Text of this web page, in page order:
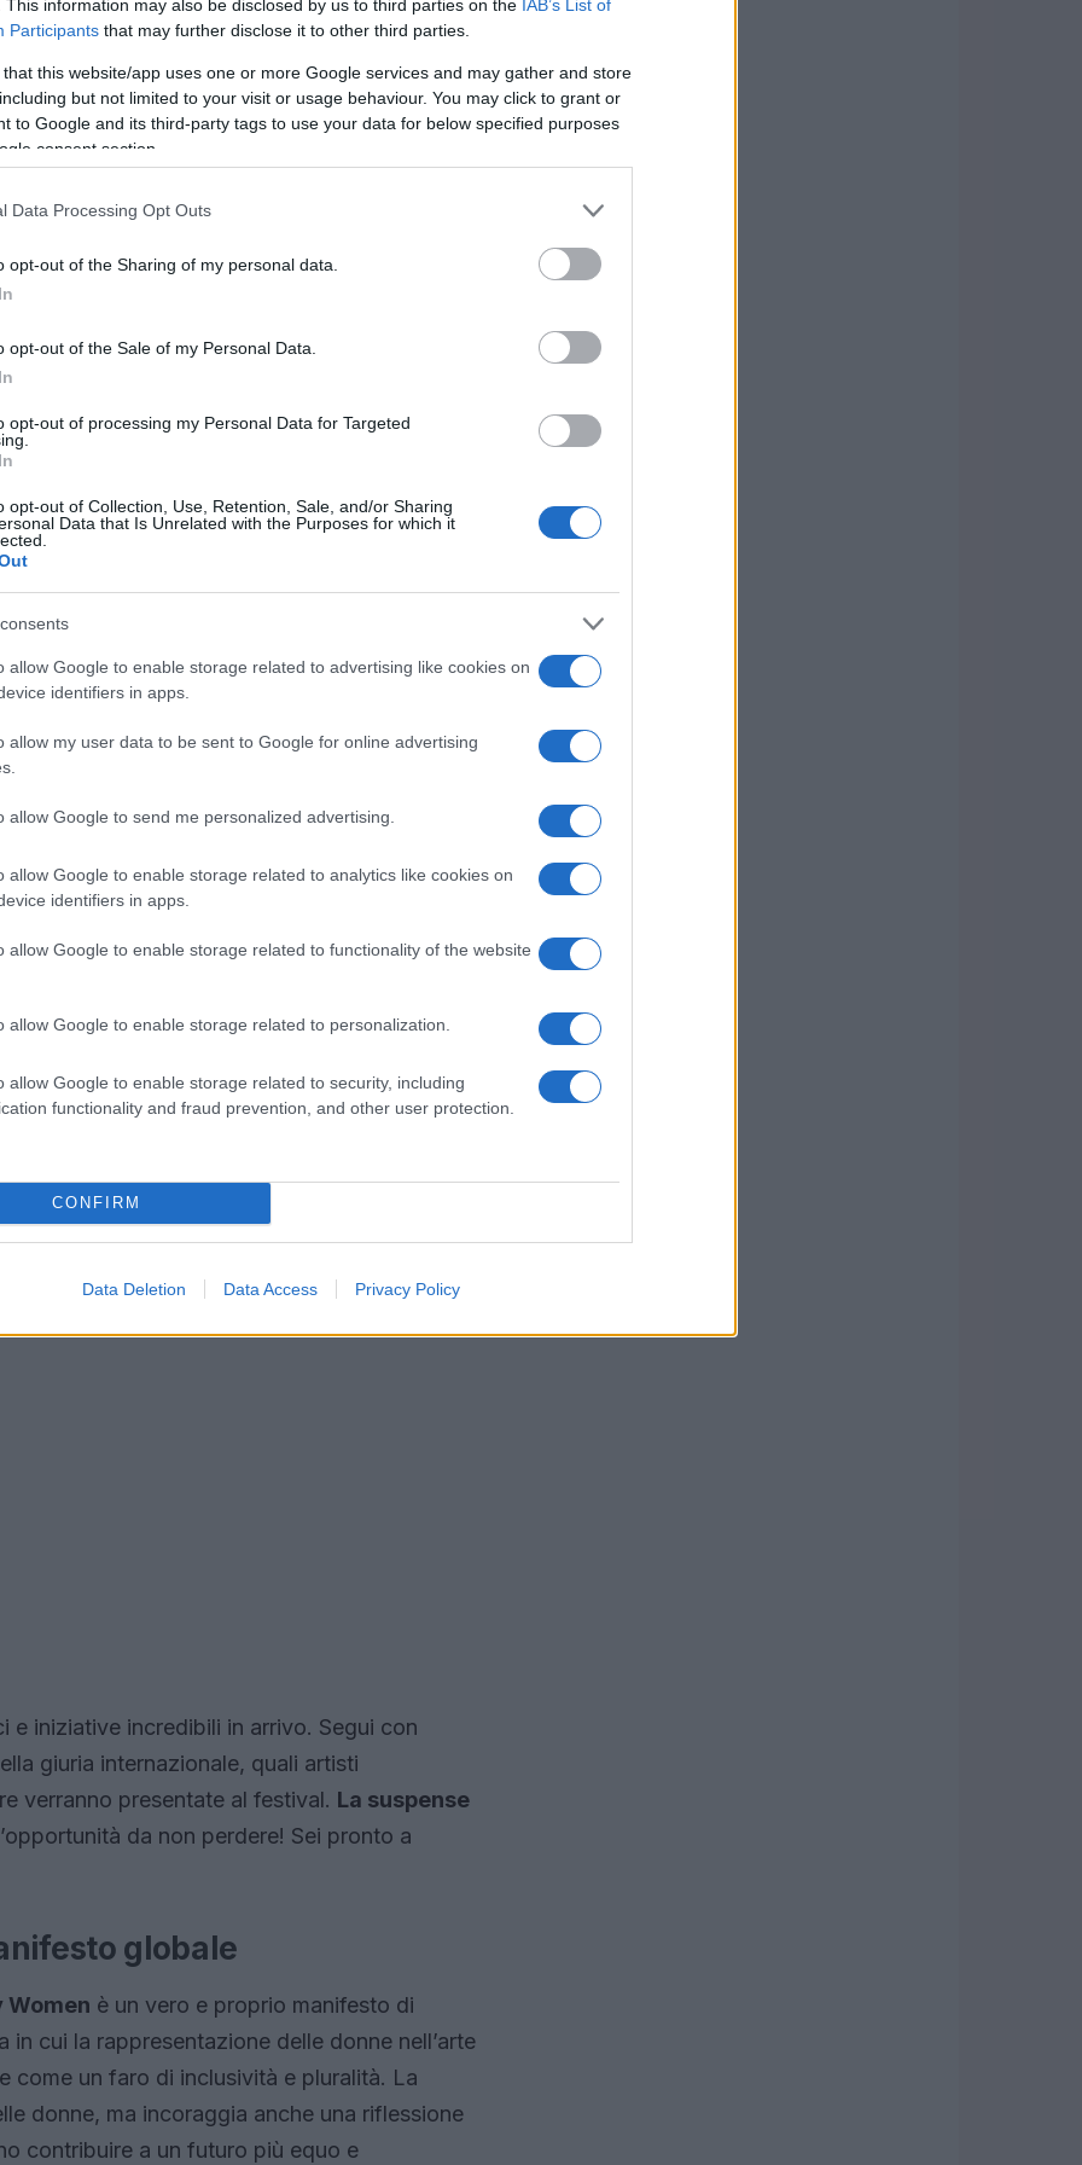
This information may also be disclosed by us to third parties on the IAB’s List of
Participants that may further disclose it to other third parties.
that this website/app uses one or more Google services and may gather and store
but not limited to your visit or usage behaviour. You may click to grant or
to Google and its third-party tags to use your data for below specified purposes
consent section.
Data Processing Opt Outs
opt-out of the Sharing of my personal data.
opt-out of the Sale of my Personal Data.
opt-out of processing my Personal Data for Targeted
opt-out of Collection, Use, Retention, Sale, and/or Sharing
Data that Is Unrelated with the Purposes for which it
allow Google to enable storage related to advertising like cookies on
identifiers in apps.
allow my user data to be sent to Google for online advertising
allow Google to send me personalized advertising.
allow Google to enable storage related to analytics like cookies on
identifiers in apps.
allow Google to enable storage related to functionality of the website
allow Google to enable storage related to personalization.
allow Google to enable storage related to security, including
functionality and fraud prevention, and other user protection.
CONFIRM
Data Deletion Data Access Privacy Policy
e solidarietà
mostra digitale non sono solo fotografie;
Ogni artista porta con sé una narrazione
racconti concettuali. La varietà di stili e
limitano a catturare immagini; creano un
documentario e arte concettuale, ogni lavoro
se stesse e il mondo che le circonda.
e la celebrazione della creatività
movimento più ampio. Ma quali storie ti
aspettarsi
le cose in modo diverso. Invece di rivelare
Festival. Questo approccio innovativo
anche l’opportunità di approfondire le
e iniziative incredibili in arrivo. Segui con
giuria internazionale, quali artisti
verranno presentate al festival. La suspense
da non perdere! Sei pronto a
globale
Women è un vero e proprio manifesto di
in cui la rappresentazione delle donne nell’arte
come un faro di inclusività e pluralità. La
donne, ma incoraggia anche una riflessione
contribuire a un futuro più equo e